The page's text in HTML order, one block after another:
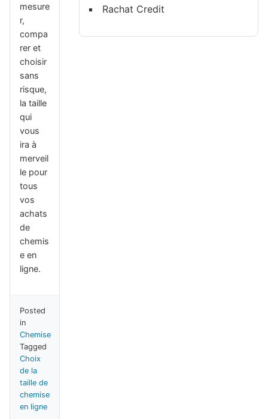
mesure
r,
compa
rer et
choisir
sans
risque,
la taille
qui
vous
ira à
merveil
le pour
tous
vos
achats
de
chemis
e en
ligne.
Posted
in
Chemise
Tagged
Choix
de la
taille de
chemise
en ligne
Rachat Credit